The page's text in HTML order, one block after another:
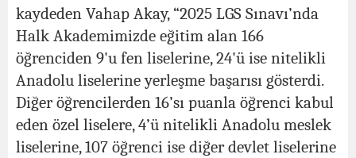
kaydeden Vahap Akay, “2025 LGS Sınavı’nda
Halk Akademimizde eğitim alan 166
öğrenciden 9'u fen liselerine, 24'ü ise nitelikli
Anadolu liselerine yerleşme başarısı gösterdi.
Diğer öğrencilerden 16’sı puanla öğrenci kabul
eden özel liselere, 4’ü nitelikli Anadolu meslek
liselerine, 107 öğrenci ise diğer devlet liselerine